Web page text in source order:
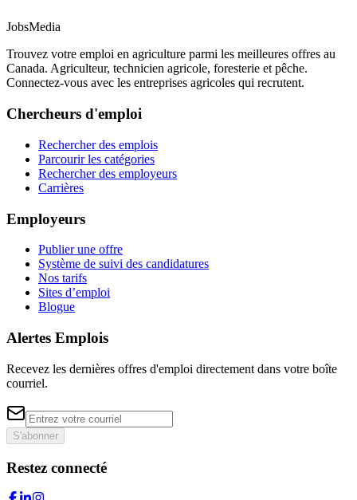
JobsMedia
Trouvez votre emploi en agriculture parmi les meilleures offres au
Canada. Agriculteur, technicien agricole, foresterie et pêche.
Connectez-vous avec les entreprises agricoles qui recrutent.
Chercheurs d'emploi
Rechercher des emplois
Parcourir les catégories
Rechercher des employeurs
Carrières
Employeurs
Publier une offre
Système de suivi des candidatures
Nos tarifs
Sites d’emploi
Blogue
Alertes Emplois
Recevez les dernières offres d'emploi directement dans votre boîte
courriel.
S'abonner
Restez connecté